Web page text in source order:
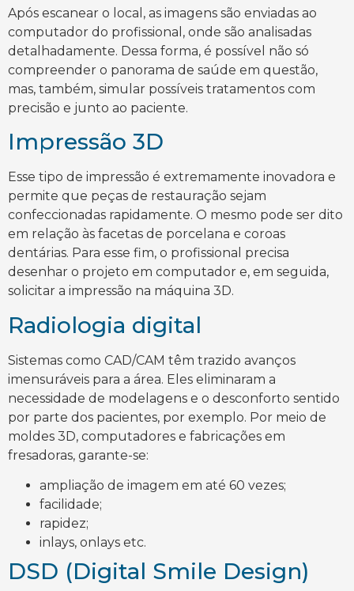
Após escanear o local, as imagens são enviadas ao
computador do profissional, onde são analisadas
detalhadamente. Dessa forma, é possível não só
compreender o panorama de saúde em questão,
mas, também, simular possíveis tratamentos com
precisão e junto ao paciente.
Impressão 3D
Esse tipo de impressão é extremamente inovadora e
permite que peças de restauração sejam
confeccionadas rapidamente. O mesmo pode ser dito
em relação às facetas de porcelana e coroas
dentárias. Para esse fim, o profissional precisa
desenhar o projeto em computador e, em seguida,
solicitar a impressão na máquina 3D.
Radiologia digital
Sistemas como CAD/CAM têm trazido avanços
imensuráveis para a área. Eles eliminaram a
necessidade de modelagens e o desconforto sentido
por parte dos pacientes, por exemplo. Por meio de
moldes 3D, computadores e fabricações em
fresadoras, garante-se:
ampliação de imagem em até 60 vezes;
facilidade;
rapidez;
inlays, onlays etc.
DSD (Digital Smile Design)